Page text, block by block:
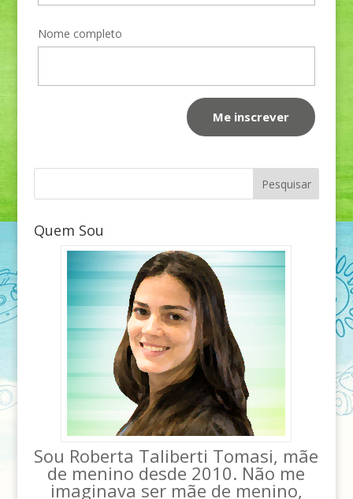
Nome completo
Quem Sou
Sou Roberta Taliberti Tomasi, mãe
de menino desde 2010. Não me
imaginava ser mãe de menino,